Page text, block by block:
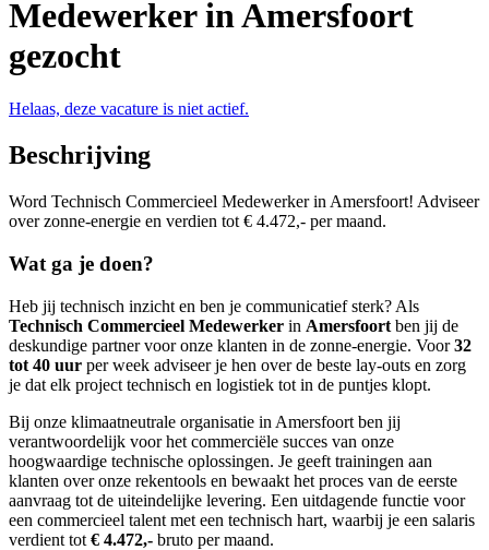
Medewerker in Amersfoort
gezocht
Helaas, deze vacature is niet actief.
Beschrijving
Word Technisch Commercieel Medewerker in Amersfoort! Adviseer
over zonne-energie en verdien tot € 4.472,- per maand.
Wat ga je doen?
Heb jij technisch inzicht en ben je communicatief sterk? Als
Technisch Commercieel Medewerker in Amersfoort ben jij de
deskundige partner voor onze klanten in de zonne-energie. Voor32
tot 40 uur per week adviseer je hen over de beste lay-outs en zorg
je dat elk project technisch en logistiek tot in de puntjes klopt.
Bij onze klimaatneutrale organisatie in Amersfoort ben jij
verantwoordelijk voor het commerciële succes van onze
hoogwaardige technische oplossingen. Je geeft trainingen aan
klanten over onze rekentools en bewaakt het proces van de eerste
aanvraag tot de uiteindelijke levering. Een uitdagende functie voor
een commercieel talent met een technisch hart, waarbij je een salaris
verdient tot € 4.472,- bruto per maand.